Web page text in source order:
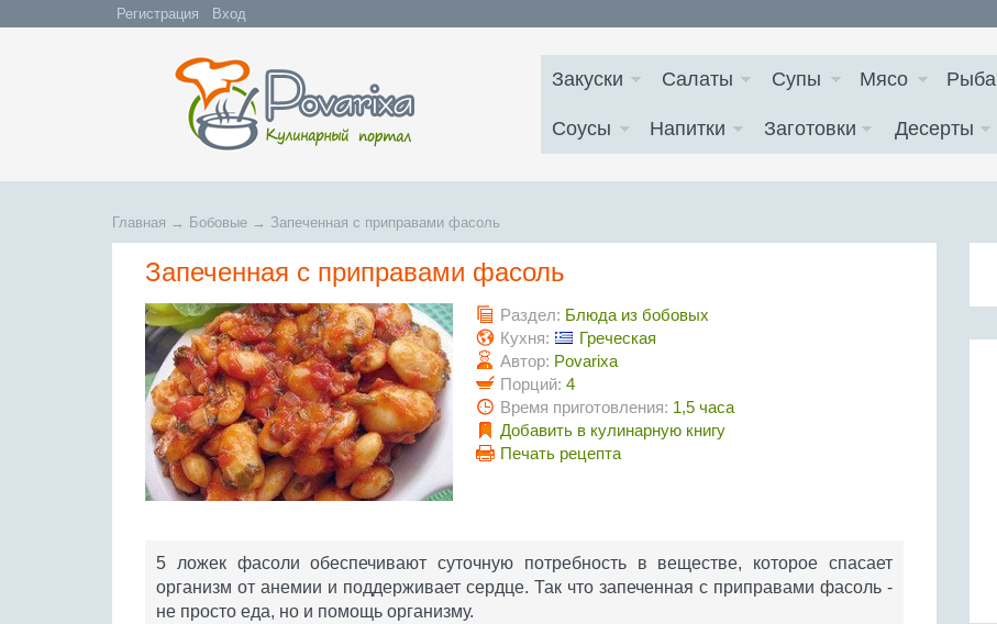
Регистрация Вход
Закуски Салаты Супы Мясо Рыба
Соусы Напитки Заготовки Десерты
Главная → Бобовые → Запеченная с приправами фасоль
Запеченная с приправами фасоль
Раздел: Блюда из бобовых
Кухня:
Греческая
Автор: Povarixa
Порций: 4
Время приготовления: 1,5 часа
Добавить в кулинарную книгу
Печать рецепта
5 ложек фасоли обеспечивают суточную потребность в веществе, которое спасает
организм от анемии и поддерживает сердце. Так что запеченная с приправами фасоль -
не просто еда, но и помощь организму.